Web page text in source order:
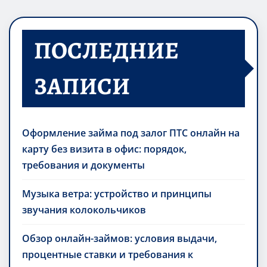
ПОСЛЕДНИЕ
ЗАПИСИ
Оформление займа под залог ПТС онлайн на
карту без визита в офис: порядок,
требования и документы
Музыка ветра: устройство и принципы
звучания колокольчиков
Обзор онлайн-займов: условия выдачи,
процентные ставки и требования к